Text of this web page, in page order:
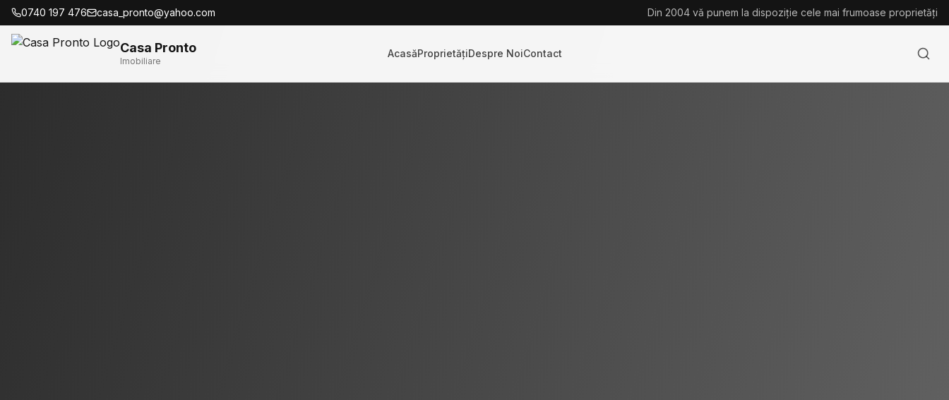
0740 197 476 casa_pronto@yahoo.com Din 2004 vă punem la dispoziție cele mai frumoase proprietăți
Casa Pronto
Imobiliare
AcasăProprietățiDespre NoiContact